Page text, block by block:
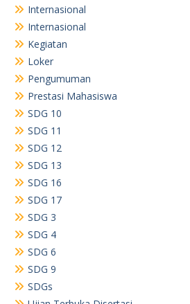
Internasional
Internasional
Kegiatan
Loker
Pengumuman
Prestasi Mahasiswa
SDG 10
SDG 11
SDG 12
SDG 13
SDG 16
SDG 17
SDG 3
SDG 4
SDG 6
SDG 9
SDGs